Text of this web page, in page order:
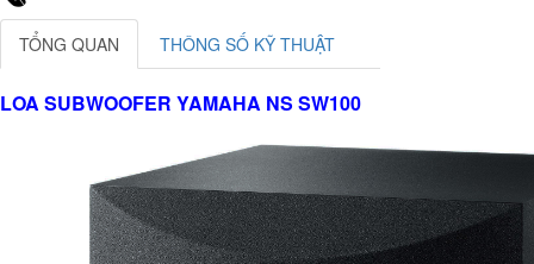
TỔNG QUAN THÔNG SỐ KỸ THUẬT
LOA SUBWOOFER YAMAHA NS SW100